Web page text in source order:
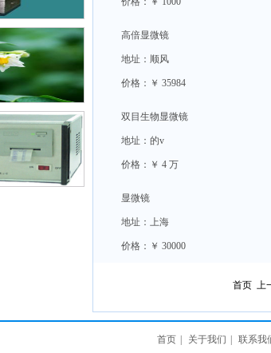
高倍显微镜
地址：顺风
价格：￥ 35984
双目生物显微镜
地址：的v
价格：￥ 4 万
显微镜
地址：上海
价格：￥ 30000
首页 上
首页 关于我们 联系我